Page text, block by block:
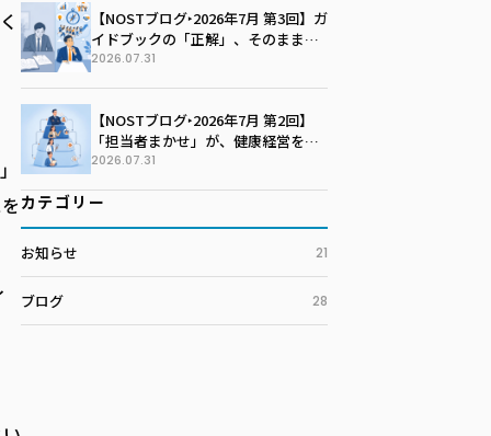
【NOSTブログ‣2026年7月 第3回】ガ
イドブックの「正解」、そのまま写
していませんか？100社100通りの戦
2026.07.31
【NOSTブログ‣2026年7月 第2回】
「担当者まかせ」が、健康経営を止
めている。孤独な戦いを終わらせる
2026.07.31
カテゴリー
お知らせ 21
ブログ 28